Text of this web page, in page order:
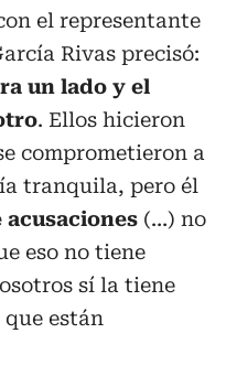
el representante
Rivas precisó:
un lado y el
. Ellos hicieron
comprometieron a
tranquila, pero él
acusaciones (…) no
eso no tiene
sí la tiene
están